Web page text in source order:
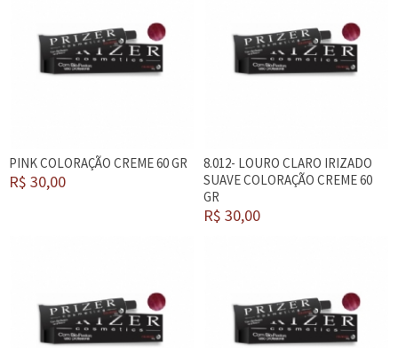
PINK COLORAÇÃO CREME 60 GR
R$ 30,00
8.012- LOURO CLARO IRIZADO
SUAVE COLORAÇÃO CREME 60
GR
R$ 30,00